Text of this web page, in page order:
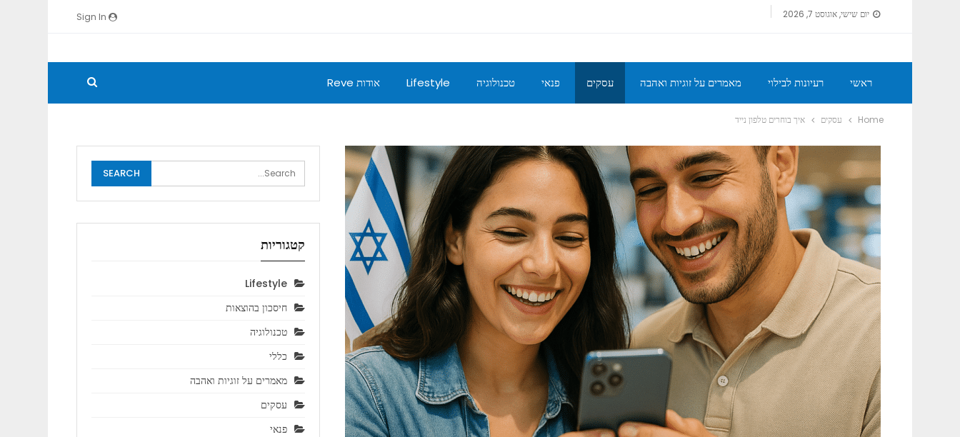
יום שישי, אוגוסט 7, 2026
ראשי רעיונות לבילוי מאמרים על זוגיות ואהבה עסקים פנאי טכנולוגיה Lifestyle אודות Reve
Home עסקים איך בוחרים טלפון נייד
קטגוריות
Lifestyle
חיסכון בהוצאות
טכנולוגיה
כללי
מאמרים על זוגיות ואהבה
עסקים
פנאי